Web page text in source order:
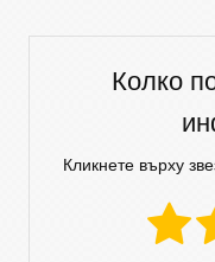
Колко
Кликнете върху